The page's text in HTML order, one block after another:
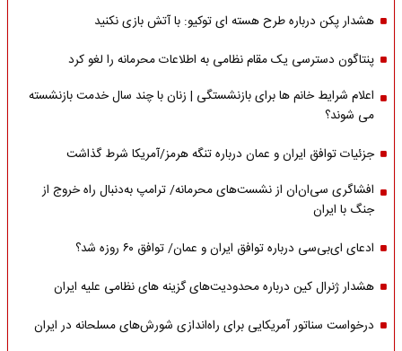
هشدار پکن درباره طرح هسته ای توکیو: با آتش بازی نکنید
پنتاگون دسترسی یک مقام نظامی به اطلاعات محرمانه را لغو کرد
اعلام شرایط خانم ها برای بازنشستگی | زنان با چند سال خدمت بازنشسته
می شوند؟
جزئیات توافق ایران و عمان درباره تنگه هرمز/آمریکا شرط گذاشت
افشاگری سی‌ان‌ان از نشست‌های محرمانه/ ترامپ به‌دنبال راه خروج از
جنگ با ایران
ادعای ای‌بی‌سی درباره توافق ایران و عمان/ توافق ۶۰ روزه شد؟
هشدار ژنرال کین درباره محدودیت‌های گزینه های نظامی علیه ایران
درخواست سناتور آمریکایی برای راه‌اندازی شورش‌های مسلحانه در ایران